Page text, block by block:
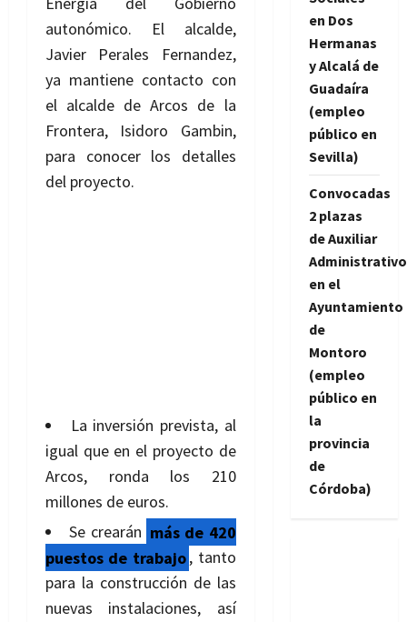
autonómico. El alcalde,
Javier Perales Fernandez,
ya mantiene contacto con
el alcalde de Arcos de la
Frontera, Isidoro Gambin,
para conocer los detalles
del proyecto.
La inversión prevista, al
igual que en el proyecto de
Arcos, ronda los 210
millones de euros.
Se crearán más de 420
puestos de trabajo, tanto
para la construcción de las
nuevas instalaciones, así
en Dos
Hermanas
y Alcalá de
Guadaíra
(empleo
público en
Sevilla)
Convocadas
2 plazas
de Auxiliar
en el
Ayuntamiento
de
Montoro
(empleo
público en
la
provincia
de
Córdoba)